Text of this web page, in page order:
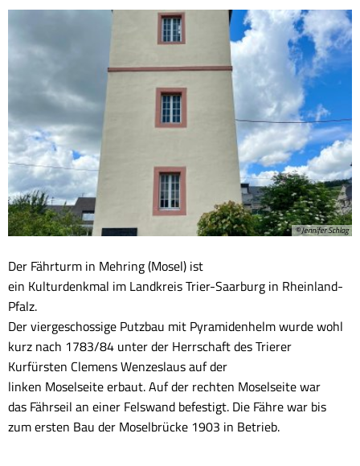
© Jennifer Schlag
Der Fährturm in Mehring (Mosel) ist
ein Kulturdenkmal im Landkreis Trier-Saarburg in Rheinland-
Pfalz.
Der viergeschossige Putzbau mit Pyramidenhelm wurde wohl
kurz nach 1783/84 unter der Herrschaft des Trierer
Kurfürsten Clemens Wenzeslaus auf der
linken Moselseite erbaut. Auf der rechten Moselseite war
das Fährseil an einer Felswand befestigt. Die Fähre war bis
zum ersten Bau der Moselbrücke 1903 in Betrieb.